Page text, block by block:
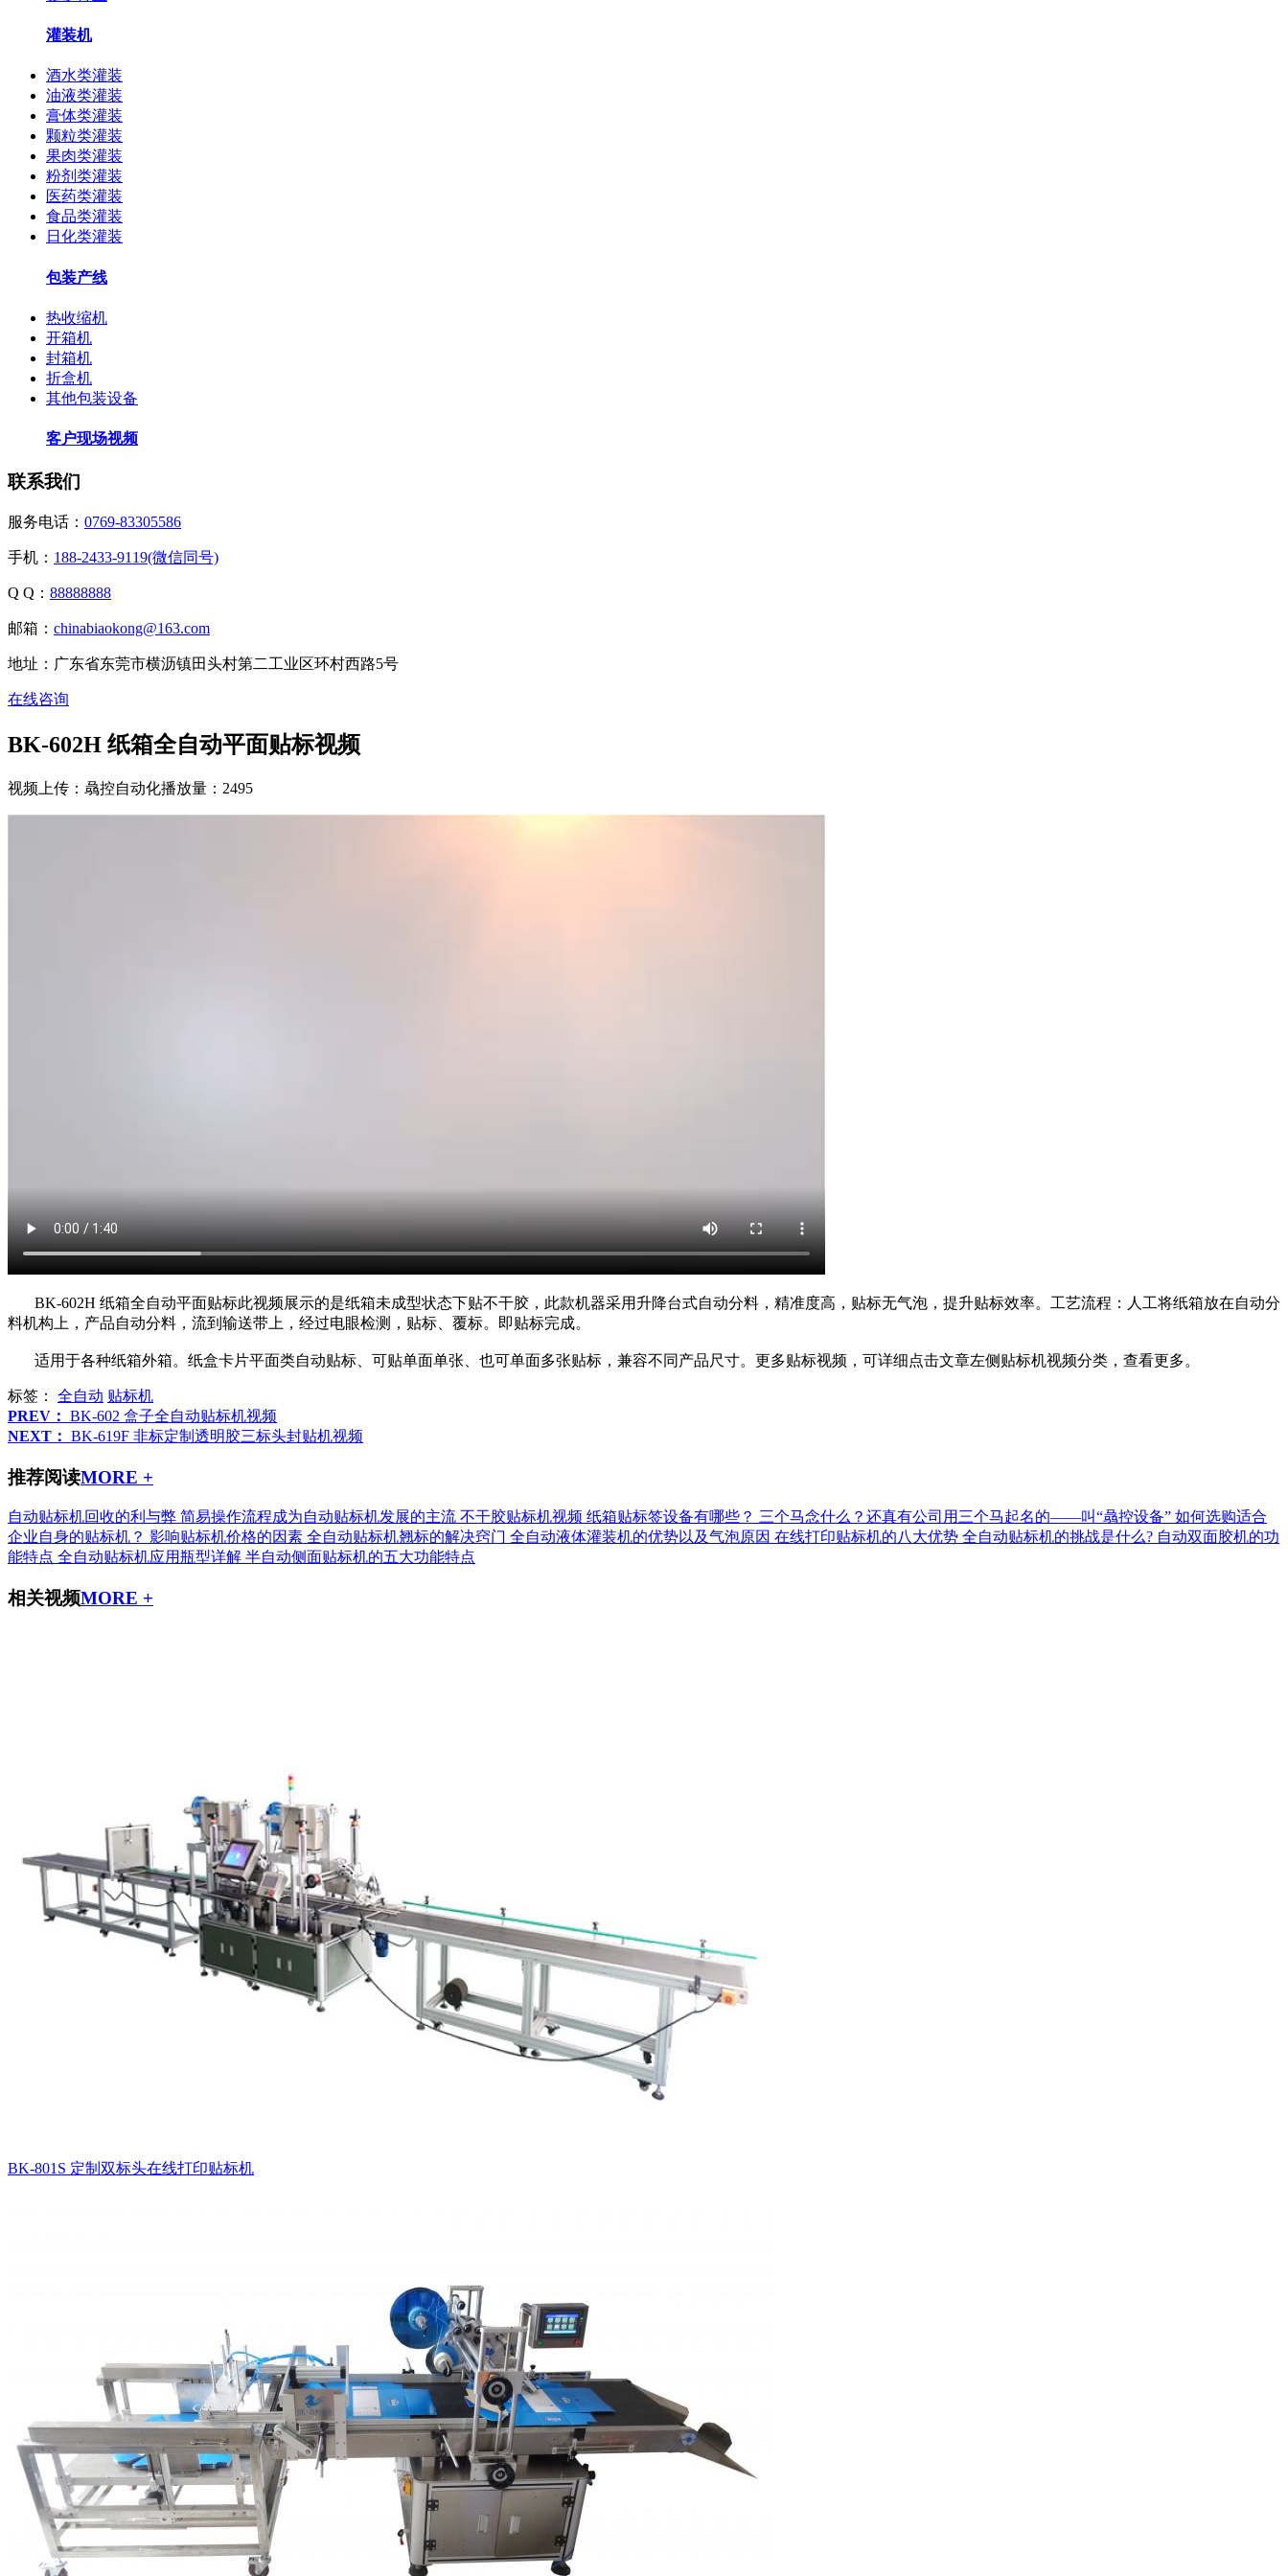
灌装机
酒水类灌装
油液类灌装
膏体类灌装
颗粒类灌装
果肉类灌装
粉剂类灌装
医药类灌装
食品类灌装
日化类灌装
包装产线
热收缩机
开箱机
封箱机
折盒机
其他包装设备
客户现场视频
联系我们
服务电话： 0769-83305586
手机： 188-2433-9119(微信同号)
Q Q： 88888888
邮箱： chinabiaokong@163.com
地址：广东省东莞市横沥镇田头村第二工业区环村西路5号
在线咨询
BK-602H 纸箱全自动平面贴标视频
视频上传：骉控自动化播放量：2495
BK-602H 纸箱全自动平面贴标此视频展示的是纸箱未成型状态下贴不干胶，此款机器采用升降台式自动分料，精准度高，贴标无气泡，提升贴标效率。工艺流程：人工将纸箱放在自动分
料机构上，产品自动分料，流到输送带上，经过电眼检测，贴标、覆标。即贴标完成。
适用于各种纸箱外箱。纸盒卡片平面类自动贴标、可贴单面单张、也可单面多张贴标，兼容不同产品尺寸。更多贴标视频，可详细点击文章左侧贴标机视频分类，查看更多。
标签： 全自动 贴标机
PREV： BK-602 盒子全自动贴标机视频
NEXT： BK-619F 非标定制透明胶三标头封贴机视频
推荐阅读MORE +
自动贴标机回收的利与弊 简易操作流程成为自动贴标机发展的主流 不干胶贴标机视频 纸箱贴标签设备有哪些？ 三个马念什么？还真有公司用三个马起名的——叫“骉控设备” 如何选购适合
企业自身的贴标机？ 影响贴标机价格的因素 全自动贴标机翘标的解决窍门 全自动液体灌装机的优势以及气泡原因 在线打印贴标机的八大优势 全自动贴标机的挑战是什么? 自动双面胶机的功
能特点 全自动贴标机应用瓶型详解 半自动侧面贴标机的五大功能特点
相关视频MORE +
BK-801S 定制双标头在线打印贴标机